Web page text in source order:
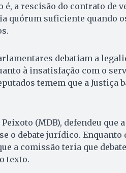
é, a rescisão do contrato de
quórum suficiente quando
debatiam a
à insatisfação com o
temem que a Justiça
(MDB), defendeu que
o debate jurídico. Enquanto
a comissão teria que
texto.